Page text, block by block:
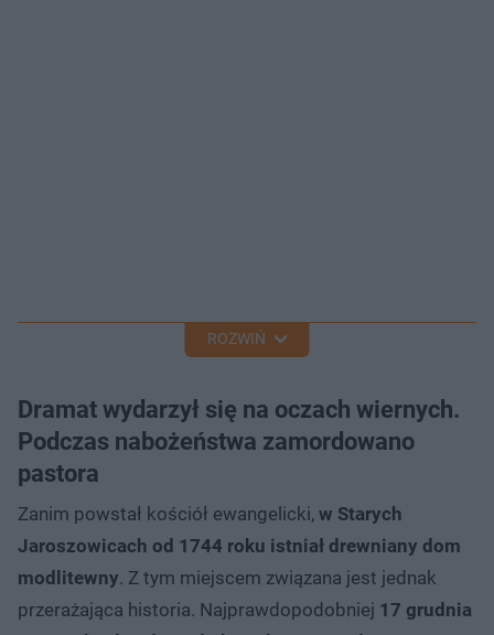
ROZWIŃ
Dramat wydarzył się na oczach wiernych.
Podczas nabożeństwa zamordowano
pastora
Zanim powstał kościół ewangelicki, w Starych
Jaroszowicach od 1744 roku istniał drewniany dom
modlitewny. Z tym miejscem związana jest jednak
przerażająca historia. Najprawdopodobniej 17 grudnia